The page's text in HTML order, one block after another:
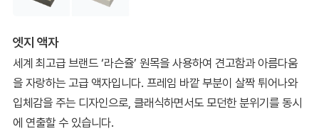
엣지 액자
세계 최고급 브랜드 ‘라슨쥴’ 원목을 사용하여 견고함과 아름다움
을 자랑하는 고급 액자입니다. 프레임 바깥 부분이 살짝 튀어나와
입체감을 주는 디자인으로, 클래식하면서도 모던한 분위기를 동시
에 연출할 수 있습니다.